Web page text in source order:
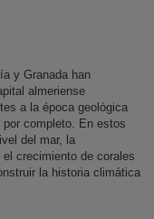
y Granada han
almeriense
a la época geológica
completo. En estos
del mar, la
crecimiento de corales
la historia climática